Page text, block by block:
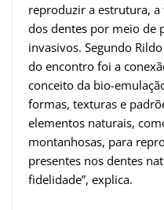
reproduzir a estrutura, a
dos dentes por meio de
invasivos. Segundo
do encontro foi a
conceito da bio-
formas, texturas e
elementos naturais,
montanhosas, para
presentes nos dentes
fidelidade”, explica.